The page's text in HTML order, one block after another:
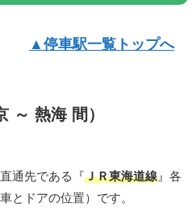
▲停車駅一覧トップへ
～ 熱海 間）
通先である『ＪＲ東海道線 』各
とドアの位置）です。